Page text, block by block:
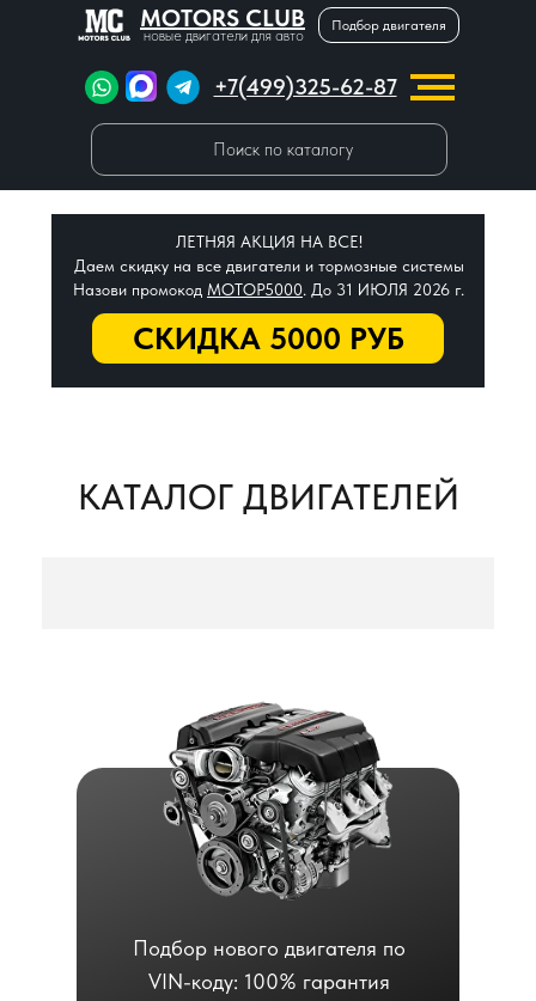
MOTORS CLUB
новые двигатели для авто
Подбор двигателя
+7(499)325-62-87
Поиск по каталогу
СКИДКА 5000 РУБ
ЛЕТНЯЯ АКЦИЯ НА ВСЕ!
Даем скидку на все двигатели и тормозные системы
Назови промокод МОТОР5000. До 31 ИЮЛЯ 2026 г.
КАТАЛОГ ДВИГАТЕЛЕЙ
Подбор нового двигателя по
VIN-коду: 100% гарантия